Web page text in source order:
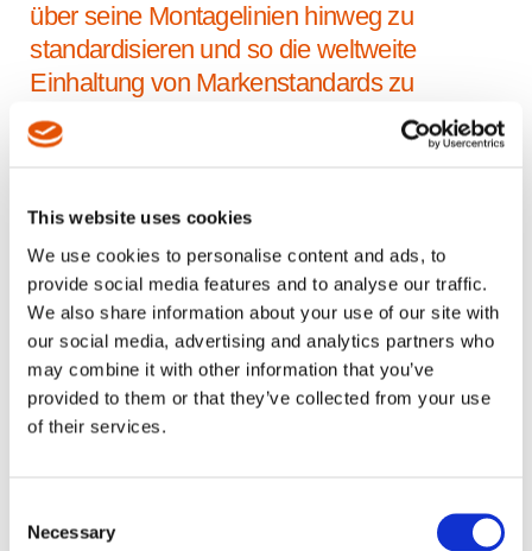
This website uses cookies
We use cookies to personalise content and ads, to
provide social media features and to analyse our traffic.
We also share information about your use of our site with
our social media, advertising and analytics partners who
may combine it with other information that you’ve
provided to them or that they’ve collected from your use
of their services.
Selection
Necessary
über seine Montagelinien hinweg zu
standardisieren und so die weltweite
Einhaltung von Markenstandards zu
fördern. Auf der Suche nach konsistenterer
Qualität, verbessertem Bedienerkomfort und
Systemen benötigte das Team eine Lösung,
die präzise Anforderungen erfüllen würde,
ohne etablierte Arbeitsabläufe zu
unterbrechen. Gebraucht wurde
Markenpartner, der kompromisslos liefern
würde.
DieNeoTek-Plattform von Cleco lieferte an allen
leichtere Geräte mit verbesserter Ergonomie, um